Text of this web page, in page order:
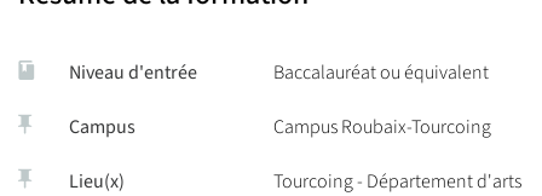
Imagination, capacité à se renouveler, à s’adapter, à
développer son esprit critique, à respecter autrui.
Vous bénéficiez d’un environnement culturel de proximité riche
arts contemporains, l’Institut du Monde Arabe, l’Hospice
d’Havré, La Confection idéale, La Galerie Nadar, le LaM, le Tri
Niveau d'entrée Baccalauréat ou équivalent
Campus Campus Roubaix-Tourcoing
Lieu(x)
Tourcoing - Département d'arts